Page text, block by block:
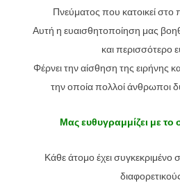
Πνεύματος που κατοικεί
Αυτή η ευαισθητοποίηση μας
και περισσότερο
Φέρνει την αίσθηση της ειρήνης
την οποία πολλοί άνθρωποι
Μας ευθυγραμμίζει με
Κάθε άτομο έχει